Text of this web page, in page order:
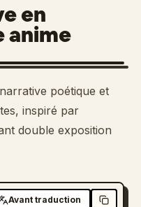
en
anime
poétique et
inspiré par
double exposition
Avant traduction